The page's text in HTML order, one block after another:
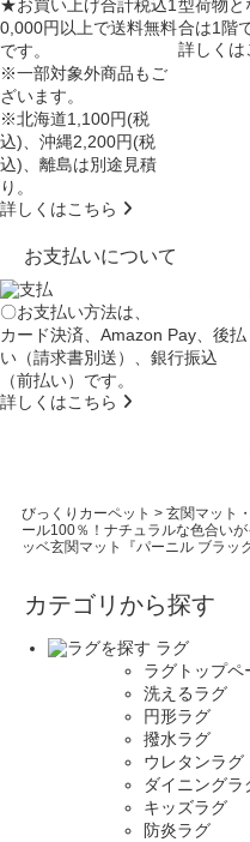
★お買い上げ合計税込1
0,000円以上で送料無料
です。
※一部対象外商品もご
ざいます。
※北海道1,100円(税
込)、沖縄2,200円(税
込)、離島は別途見積
り。
詳しくはこちら
型荷物と
合は1階
詳しくは
お支払いについて
〇お支払い方法は、
カード決済、Amazon Pay、後払
い（請求書別送）、銀行振込
（前払い）です。
詳しくはこちら
びっくりカーペット > 玄関マット
ール100％！ナチュラルな色合い
ッベ玄関マット『パーニル ブラッ
カテゴリから探す
ラグ
ラグトップペ
洗えるラグ
円形ラグ
撥水ラグ
ウレタンラグ
ダイニングラ
キッズラグ
防炎ラグ